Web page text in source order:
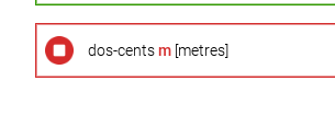
dos-centsm[metres]